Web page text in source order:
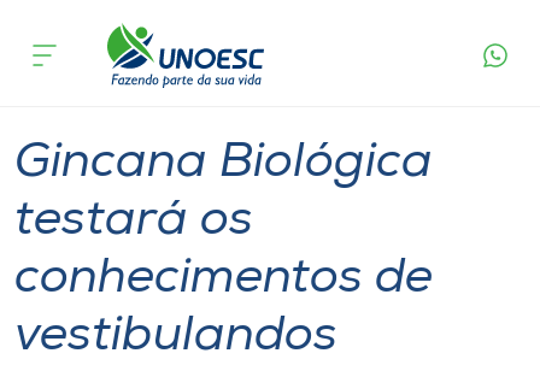
Cursos
Pesquisa
Atendimento ao Estudante
Portal de Ensino
acontece
Gincana Biológica
testará os
conhecimentos de
vestibulandos